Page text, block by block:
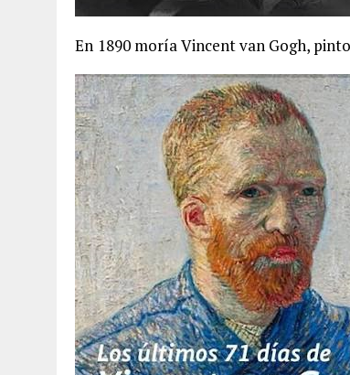
En 1890 moría Vincent van Gogh,